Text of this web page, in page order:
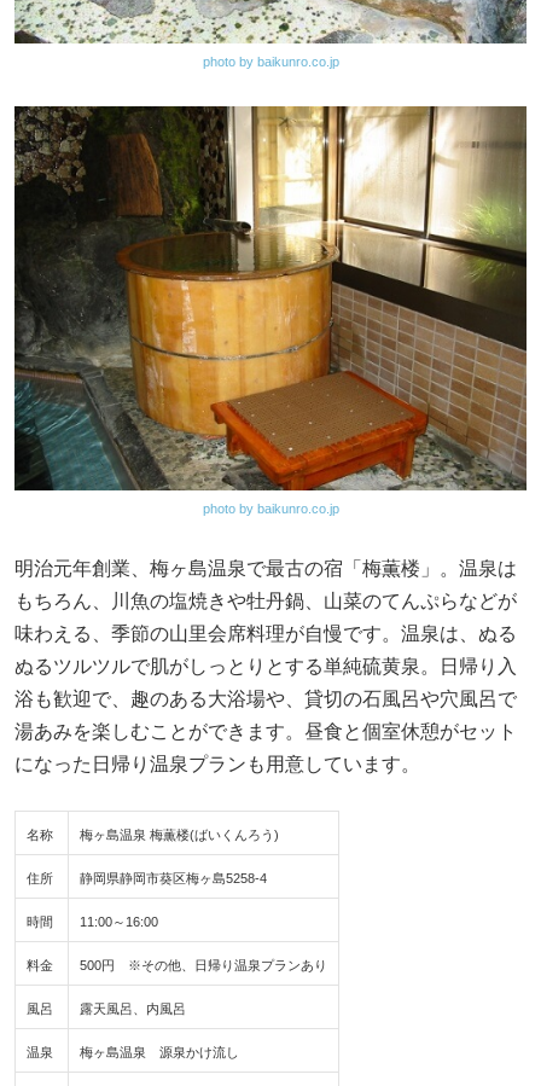
photo by baikunro.co.jp
photo by baikunro.co.jp
明治元年創業、梅ヶ島温泉で最古の宿「梅薫楼」。温泉は
もちろん、川魚の塩焼きや牡丹鍋、山菜のてんぷらなどが
味わえる、季節の山里会席料理が自慢です。温泉は、ぬる
ぬるツルツルで肌がしっとりとする単純硫黄泉。日帰り入
浴も歓迎で、趣のある大浴場や、貸切の石風呂や穴風呂で
湯あみを楽しむことができます。昼食と個室休憩がセット
になった日帰り温泉プランも用意しています。
名称 梅ヶ島温泉 梅薫楼(ばいくんろう)
住所 静岡県静岡市葵区梅ヶ島5258-4
時間 11:00～16:00
料金 500円 ※その他、日帰り温泉プランあり
風呂 露天風呂、内風呂
温泉 梅ヶ島温泉 源泉かけ流し